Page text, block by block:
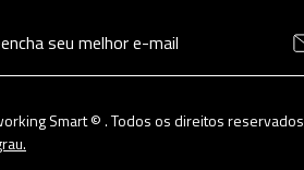
Smart © . Todos os direitos reservados